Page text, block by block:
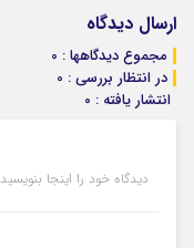
ارسال دیدگاه
مجموع دیدگاهها : 0
در انتظار بررسی : 0
انتشار یافته : 0
دیدگاه خود را اینجا بنویسید